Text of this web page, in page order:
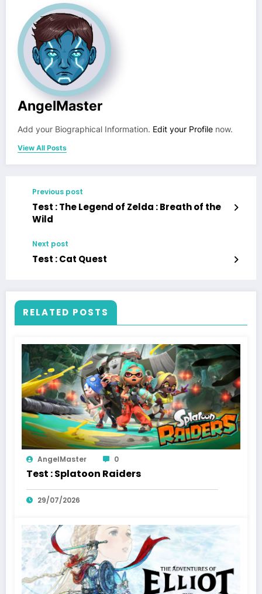
AngelMaster
Add your Biographical Information. Edit your Profile now.
View All Posts
Previous post
Test : The Legend of Zelda : Breath of the
Wild
Next post
Test : Cat Quest
RELATED POSTS
AngelMaster 0
Test : Splatoon Raiders
29/07/2026